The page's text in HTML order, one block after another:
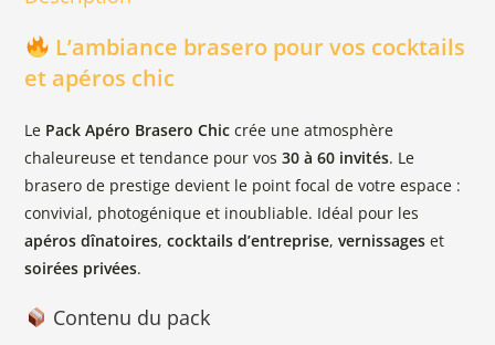
L’ambiance brasero pour vos cocktails
et apéros chic
Le Pack Apéro Brasero Chic crée une atmosphère
chaleureuse et tendance pour vos30 à 60 invités. Le
brasero de prestige devient le point focal de votre espace :
convivial, photogénique et inoubliable. Idéal pour les
apéros dînatoires,cocktails d’entreprise,vernissages et
soirées privées.
Contenu du pack